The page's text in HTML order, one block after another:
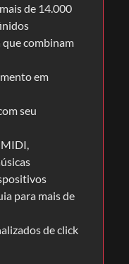
de 14.000
que combinam
em
seu
para mais de
de click